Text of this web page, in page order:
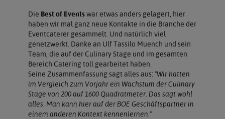
Die Best of Eventswar etwas anders gelagert, hier
haben wir mal ganz neue Kontakte in die Branche der
Eventcaterer gesammelt. Und natürlich viel
genetzwerkt. Danke an Ulf Tassilo Muench und sein
Team, die auf der Culinary Stage und im gesamten
Bereich Catering toll gearbeitet haben.
Seine Zusammenfassung sagt alles aus: "Wir hatten
im Vergleich zum Vorjahr ein Wachstum der Culinary
Stage von 200 auf 1600 Quadratmeter. Das sagt wohl
alles. Man kann hier auf der BOE Geschäftspartner in
einem anderen Kontext kennenlernen."